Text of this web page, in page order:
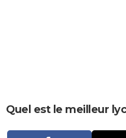
Quel est le meilleur